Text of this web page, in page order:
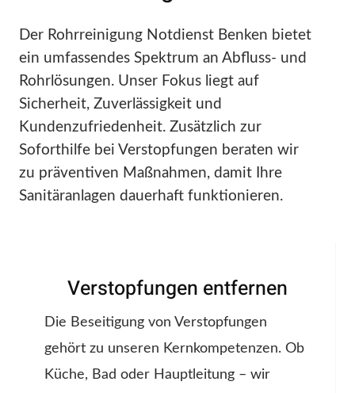
Der Rohrreinigung Notdienst Benken bietet
ein umfassendes Spektrum an Abfluss- und
Rohrlösungen. Unser Fokus liegt auf
Sicherheit, Zuverlässigkeit und
Kundenzufriedenheit. Zusätzlich zur
Soforthilfe bei Verstopfungen beraten wir
zu präventiven Maßnahmen, damit Ihre
Sanitäranlagen dauerhaft funktionieren.
Verstopfungen entfernen
Die Beseitigung von Verstopfungen
gehört zu unseren Kernkompetenzen. Ob
Küche, Bad oder Hauptleitung – wir